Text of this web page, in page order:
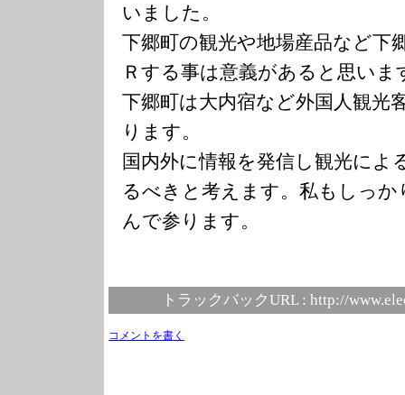
いました。
下郷町の観光や地場産品など下
Ｒする事は意義があると思いま
下郷町は大内宿など外国人観光
ります。
国内外に情報を発信し観光によ
るべきと考えます。私もしっか
んで参ります。
トラックバックURL : http://
コメントを書く